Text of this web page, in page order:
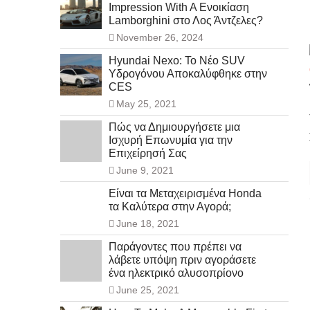
Impression With A Ενοικίαση
Lamborghini στο Λος Άντζελες?
November 26, 2024
Hyundai Nexo: Το Νέο SUV
Υδρογόνου Αποκαλύφθηκε στην
CES
May 25, 2021
Πώς να Δημιουργήσετε μια
Ισχυρή Επωνυμία για την
Επιχείρησή Σας
June 9, 2021
Είναι τα Μεταχειρισμένα Honda
τα Καλύτερα στην Αγορά;
June 18, 2021
Παράγοντες που πρέπει να
λάβετε υπόψη πριν αγοράσετε
ένα ηλεκτρικό αλυσοπρίονο
June 25, 2021